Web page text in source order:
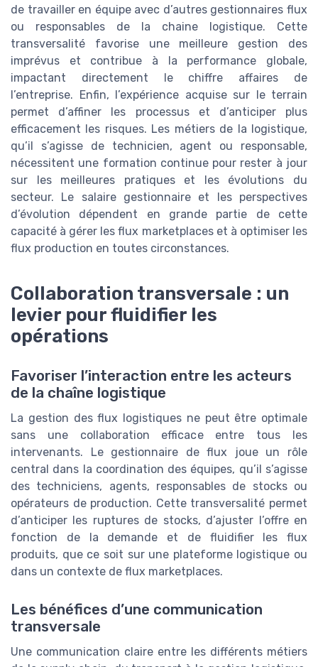
de travailler en équipe avec d’autres gestionnaires flux
ou responsables de la chaine logistique. Cette
transversalité favorise une meilleure gestion des
imprévus et contribue à la performance globale,
impactant directement le chiffre affaires de
l’entreprise. Enfin, l’expérience acquise sur le terrain
permet d’affiner les processus et d’anticiper plus
efficacement les risques. Les métiers de la logistique,
qu’il s’agisse de technicien, agent ou responsable,
nécessitent une formation continue pour rester à jour
sur les meilleures pratiques et les évolutions du
secteur. Le salaire gestionnaire et les perspectives
d’évolution dépendent en grande partie de cette
capacité à gérer les flux marketplaces et à optimiser les
flux production en toutes circonstances.
Collaboration transversale : un
levier pour fluidifier les
opérations
Favoriser l’interaction entre les acteurs
de la chaîne logistique
La gestion des flux logistiques ne peut être optimale
sans une collaboration efficace entre tous les
intervenants. Le gestionnaire de flux joue un rôle
central dans la coordination des équipes, qu’il s’agisse
des techniciens, agents, responsables de stocks ou
opérateurs de production. Cette transversalité permet
d’anticiper les ruptures de stocks, d’ajuster l’offre en
fonction de la demande et de fluidifier les flux
produits, que ce soit sur une plateforme logistique ou
dans un contexte de flux marketplaces.
Les bénéfices d’une communication
transversale
Une communication claire entre les différents métiers